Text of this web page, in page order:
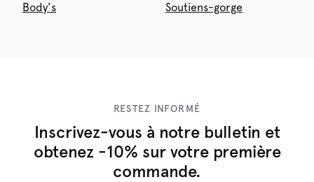
Body's Soutiens-gorge
RESTEZ INFORMÉ
Inscrivez-vous à notre bulletin et
obtenez -10% sur votre première
commande.